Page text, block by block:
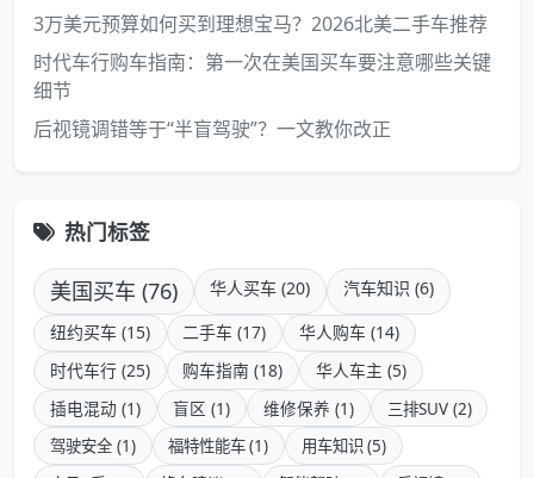
3万美元预算如何买到理想宝马？2026北美二手车推荐
时代车行购车指南：第一次在美国买车要注意哪些关键
细节
后视镜调错等于“半盲驾驶”？一文教你改正
热门标签
美国买车 (76) 华人买车 (20)
汽车知识 (6)
纽约买车 (15)
二手车 (17)
华人购车 (14)
时代车行 (25)
购车指南 (18)
华人车主 (5)
插电混动 (1)
盲区 (1) 维修保养 (1)
三排SUV (2)
驾驶安全 (1)
福特性能车 (1)
用车知识 (5)